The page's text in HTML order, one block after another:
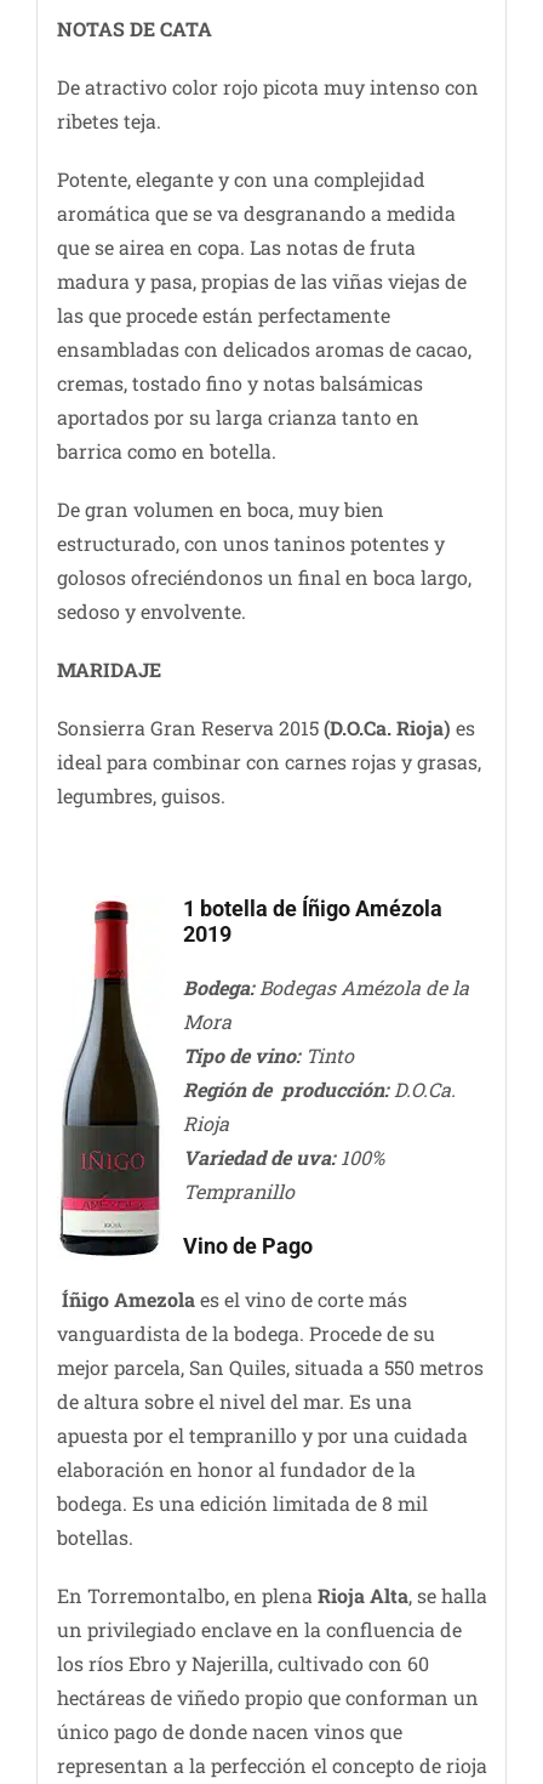
NOTAS DE CATA
De atractivo color rojo picota muy intenso con
ribetes teja.
Potente, elegante y con una complejidad
aromática que se va desgranando a medida
que se airea en copa. Las notas de fruta
madura y pasa, propias de las viñas viejas de
las que procede están perfectamente
ensambladas con delicados aromas de cacao,
cremas, tostado fino y notas balsámicas
aportados por su larga crianza tanto en
barrica como en botella.
De gran volumen en boca, muy bien
estructurado, con unos taninos potentes y
golosos ofreciéndonos un final en boca largo,
sedoso y envolvente.
MARIDAJE
Sonsierra Gran Reserva 2015(D.O.Ca. Rioja) es
ideal para combinar con carnes rojas y grasas,
legumbres, guisos.
1 botella de Íñigo Amézola
2019
Bodega:Bodegas Amézola de la
Mora
Tipo de vino:Tinto
Región de producción:D.O.Ca.
Rioja
Variedad de uva:100%
Tempranillo
Vino de Pago
Íñigo Amezolaes el vino de corte más
vanguardista de la bodega. Procede de su
mejor parcela, San Quiles, situada a 550 metros
de altura sobre el nivel del mar. Es una
apuesta por el tempranillo y por una cuidada
elaboración en honor al fundador de la
bodega. Es una edición limitada de 8 mil
botellas.
En Torremontalbo, en plena Rioja Alta, se halla
un privilegiado enclave en la confluencia de
los ríos Ebro y Najerilla, cultivado con 60
hectáreas de viñedo propio que conforman un
único pago de donde nacen vinos que
representan a la perfección el concepto de rioja